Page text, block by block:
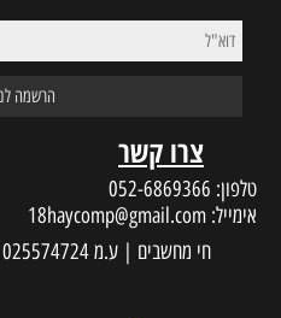
צרו קשר
טלפון: 052-6869366
אימייל: 18haycomp@gmail.com
חי מחשבים | ע.מ 025574724 | האלונים 66, יוקנעם עילית